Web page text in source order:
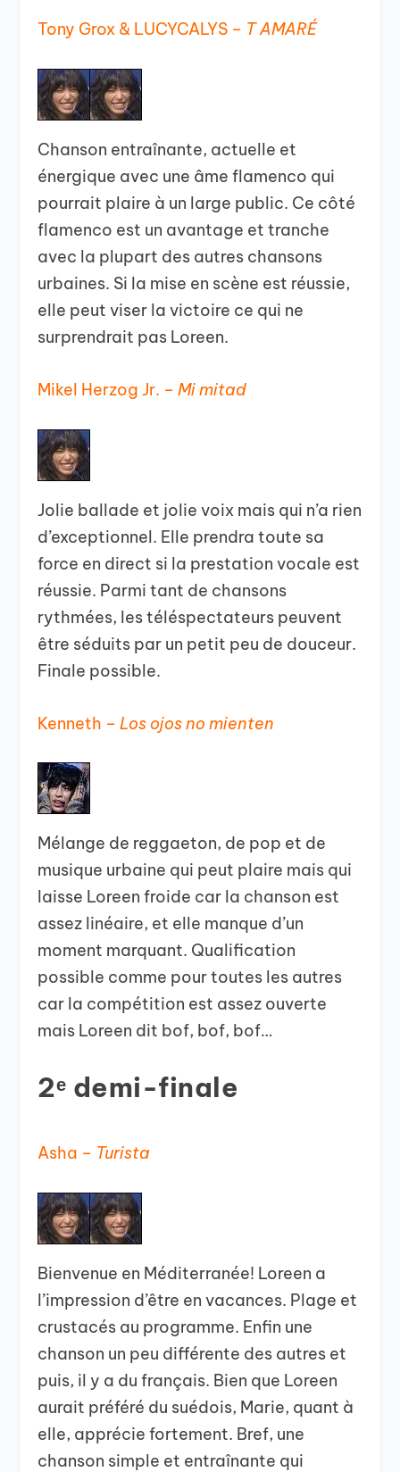
Tony Grox & LUCYCALYS – T AMARÉ
Chanson entraînante, actuelle et
énergique avec une âme flamenco qui
pourrait plaire à un large public. Ce côté
flamenco est un avantage et tranche
avec la plupart des autres chansons
urbaines. Si la mise en scène est réussie,
elle peut viser la victoire ce qui ne
surprendrait pas Loreen.
Mikel Herzog Jr. –Mi mitad
Jolie ballade et jolie voix mais qui n’a rien
d’exceptionnel. Elle prendra toute sa
force en direct si la prestation vocale est
réussie. Parmi tant de chansons
rythmées, les téléspectateurs peuvent
être séduits par un petit peu de douceur.
Finale possible.
Kenneth – Los ojos no mienten
Mélange de reggaeton, de pop et de
musique urbaine qui peut plaire mais qui
laisse Loreen froide car la chanson est
assez linéaire, et elle manque d’un
moment marquant. Qualification
possible comme pour toutes les autres
car la compétition est assez ouverte
mais Loreen dit bof, bof, bof…
2ᵉ demi-finale
Asha – Turista
Bienvenue en Méditerranée! Loreen a
l’impression d’être en vacances. Plage et
crustacés au programme. Enfin une
chanson un peu différente des autres et
puis, il y a du français. Bien que Loreen
aurait préféré du suédois, Marie, quant à
elle, apprécie fortement. Bref, une
chanson simple et entraînante qui